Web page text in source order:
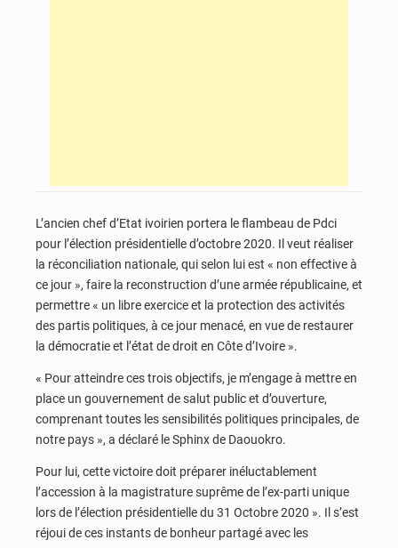
L’ancien chef d’Etat ivoirien portera le flambeau de Pdci
pour l’élection présidentielle d’octobre 2020. Il veut réaliser
la réconciliation nationale, qui selon lui est « non effective à
ce jour », faire la reconstruction d’une armée républicaine, et
permettre « un libre exercice et la protection des activités
des partis politiques, à ce jour menacé, en vue de restaurer
la démocratie et l’état de droit en Côte d’Ivoire ».
« Pour atteindre ces trois objectifs, je m’engage à mettre en
place un gouvernement de salut public et d’ouverture,
comprenant toutes les sensibilités politiques principales, de
notre pays », a déclaré le Sphinx de Daouokro.
Pour lui, cette victoire doit préparer inéluctablement
l’accession à la magistrature suprême de l’ex-parti unique
lors de l’élection présidentielle du 31 Octobre 2020 ». Il s’est
réjoui de ces instants de bonheur partagé avec les